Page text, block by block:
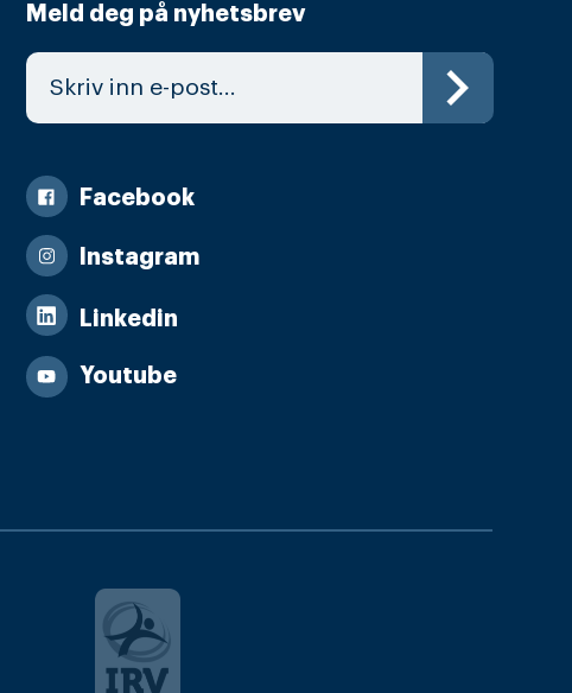
Meld deg på nyhetsbrev
Facebook
Instagram
Linkedin
Youtube